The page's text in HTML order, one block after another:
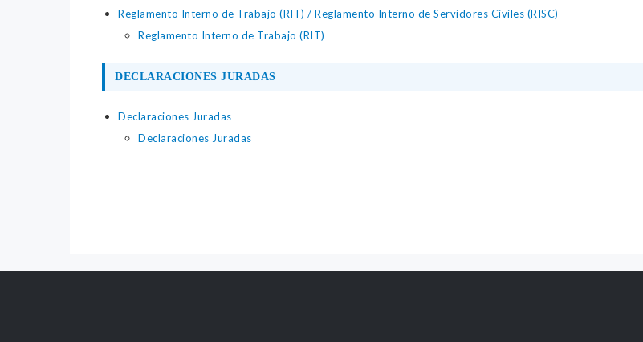
Reglamento Interno de Trabajo (RIT) / Reglamento Interno de Servidores Civiles (RISC)
Reglamento Interno de Trabajo (RIT)
DECLARACIONES JURADAS
Declaraciones Juradas
Declaraciones Juradas